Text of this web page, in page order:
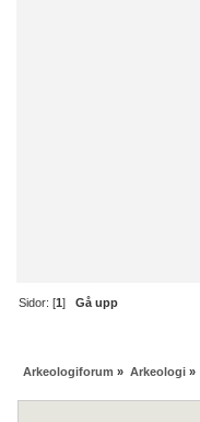
Sidor: [1]Gå upp
Arkeologiforum » Arkeologi»